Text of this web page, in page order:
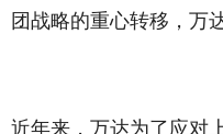
团战略的重心转移，万
近年来，万达为了应对